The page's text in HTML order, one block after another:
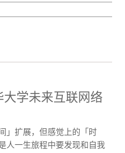
学未来互联网络
」扩展，但感觉上的「时
人一生旅程中要发现和自我